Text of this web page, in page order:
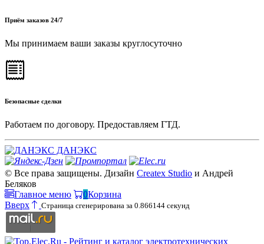
Приём заказов 24/7
Мы принимаем ваши заказы круглосуточно
Безопасные сделки
Работаем по договору. Предоставляем ГТД.
ДАНЭКС
© Все права защищены. Дизайн Createx Studio и Андрей
Беляков
Главное меню
0Корзина
Вверх
Страница сгенерирована за 0.866144 секунд